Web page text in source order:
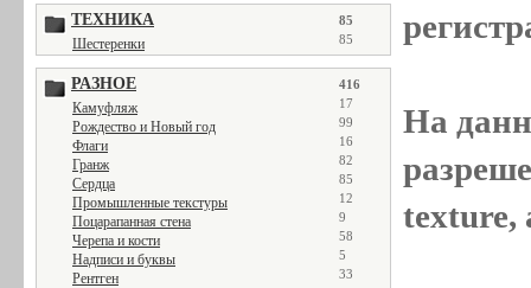
ТЕХНИКА 85
Шестеренки 85
РАЗНОЕ 416
Камуфляж 17
Рождество и Новый год 99
Флаги 16
Гранж 82
Сердца 85
Промышленные текстуры 12
Поцарапанная стена 9
Черепа и кости 58
Надписи и буквы 5
Рентген 33
На
texture,